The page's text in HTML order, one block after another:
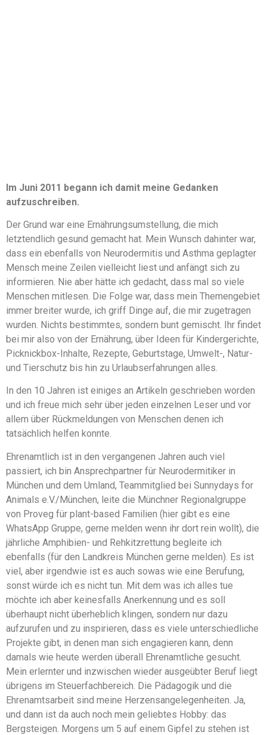
Im Juni 2011 begann ich damit meine Gedanken
aufzuschreiben.
Der Grund war eine Ernährungsumstellung, die mich
letztendlich gesund gemacht hat. Mein Wunsch dahinter war,
dass ein ebenfalls von Neurodermitis und Asthma geplagter
Mensch meine Zeilen vielleicht liest und anfängt sich zu
informieren. Nie aber hätte ich gedacht, dass mal so viele
Menschen mitlesen. Die Folge war, dass mein Themengebiet
immer breiter wurde, ich griff Dinge auf, die mir zugetragen
wurden. Nichts bestimmtes, sondern bunt gemischt. Ihr findet
bei mir also von der Ernährung, über Ideen für Kindergerichte,
Picknickbox-Inhalte, Rezepte, Geburtstage, Umwelt-, Natur-
und Tierschutz bis hin zu Urlaubserfahrungen alles.
In den 10 Jahren ist einiges an Artikeln geschrieben worden
und ich freue mich sehr über jeden einzelnen Leser und vor
allem über Rückmeldungen von Menschen denen ich
tatsächlich helfen konnte.
Ehrenamtlich ist in den vergangenen Jahren auch viel
passiert, ich bin Ansprechpartner für Neurodermitiker in
München und dem Umland, Teammitglied bei Sunnydays for
Animals e.V./München, leite die Münchner Regionalgruppe
von Proveg für plant-based Familien (hier gibt es eine
WhatsApp Gruppe, gerne melden wenn ihr dort rein wollt), die
jährliche Amphibien- und Rehkitzrettung begleite ich
ebenfalls (für den Landkreis München gerne melden). Es ist
viel, aber irgendwie ist es auch sowas wie eine Berufung,
sonst würde ich es nicht tun. Mit dem was ich alles tue
möchte ich aber keinesfalls Anerkennung und es soll
überhaupt nicht überheblich klingen, sondern nur dazu
aufzurufen und zu inspirieren, dass es viele unterschiedliche
Projekte gibt, in denen man sich engagieren kann, denn
damals wie heute werden überall Ehrenamtliche gesucht.
Mein erlernter und inzwischen wieder ausgeübter Beruf liegt
übrigens im Steuerfachbereich. Die Pädagogik und die
Ehrenamtsarbeit sind meine Herzensangelegenheiten. Ja,
und dann ist da auch noch mein geliebtes Hobby: das
Bergsteigen. Morgens um 5 auf einem Gipfel zu stehen ist